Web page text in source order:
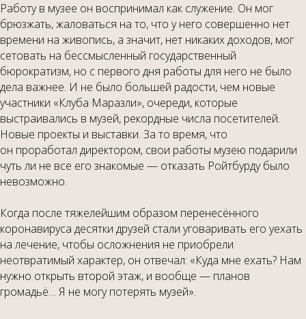
Работу в музее он воспринимал как служение. Он мог
брюзжать, жаловаться на то, что у него совершенно нет
времени на живопись, а значит, нет никаких доходов, мог
сетовать на бессмысленный государственный
бюрократизм, но с первого дня работы для него не было
дела важнее. И не было большей радости, чем новые
участники «Клуба Маразли», очереди, которые
выстраивались в музей, рекордные числа посетителей.
Новые проекты и выставки. За то время, что
он проработал директором, свои работы музею подарили
чуть ли не все его знакомые — отказать Ройтбурду было
невозможно.
Когда после тяжелейшим образом перенесённого
коронавируса десятки друзей стали уговаривать его уехать
на лечение, чтобы осложнения не приобрели
неотвратимый характер, он отвечал: «Куда мне ехать? Нам
нужно открыть второй этаж, и вообще — планов
громадьё… Я не могу потерять музей».